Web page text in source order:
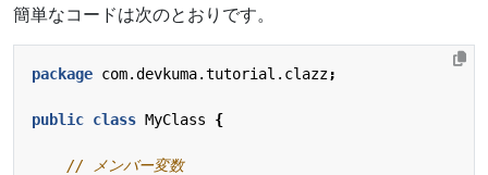
簡単なコードは次のとおりです。
package com.devkuma.tutorial.clazz;
public class MyClass {
// メンバー変数